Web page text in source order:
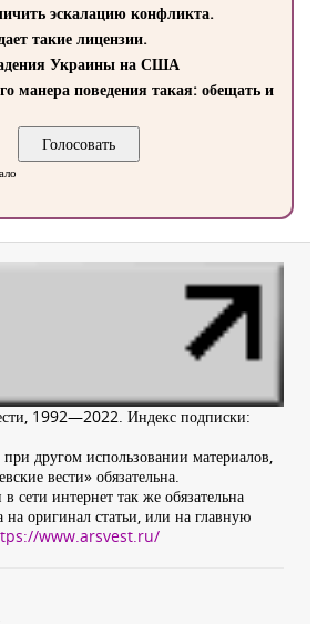
эскалацию конфликта.
такие лицензии.
Украины на США
манера поведения такая: обещать и
1992—2022. Индекс подписки:
другом использовании материалов,
вести» обязательна.
сети интернет так же обязательна
на оригинал статьи, или на главную
www.arsvest.ru/